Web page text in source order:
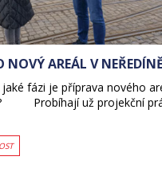
NOVÝ AREÁL V
fázi je příprava nového
Probíhají už projekční